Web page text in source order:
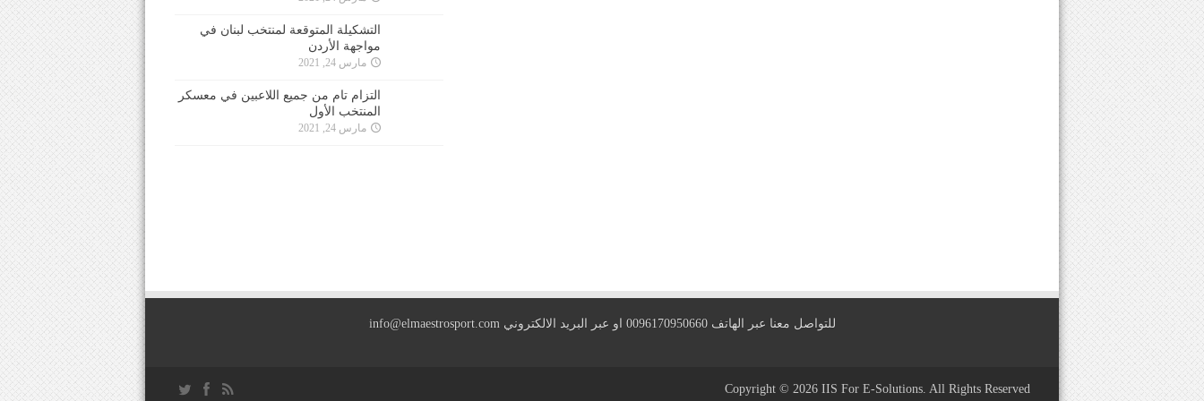
التشكيلة المتوقعة لمنتخب لبنان في
مواجهة الأردن
مارس 24, 2021
التزام تام من جميع اللاعبين في معسكر
المنتخب الأول
مارس 24, 2021
للتواصل معنا عبر الهاتف 0096170950660 او عبر البريد الالكتروني info@elmaestrosport.com
Copyright © 2026 IIS For E-Solutions. All Rights Reserved